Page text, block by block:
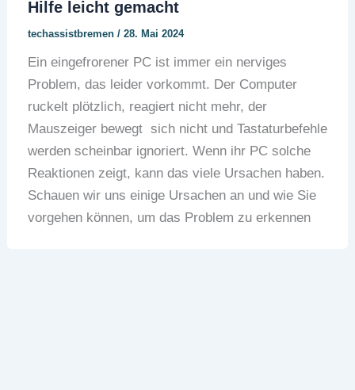
Hilfe leicht gemacht
techassistbremen / 28. Mai 2024
Ein eingefrorener PC ist immer ein nerviges
Problem, das leider vorkommt. Der Computer
ruckelt plötzlich, reagiert nicht mehr, der
Mauszeiger bewegt sich nicht und Tastaturbefehle
werden scheinbar ignoriert. Wenn ihr PC solche
Reaktionen zeigt, kann das viele Ursachen haben.
Schauen wir uns einige Ursachen an und wie Sie
vorgehen können, um das Problem zu erkennen